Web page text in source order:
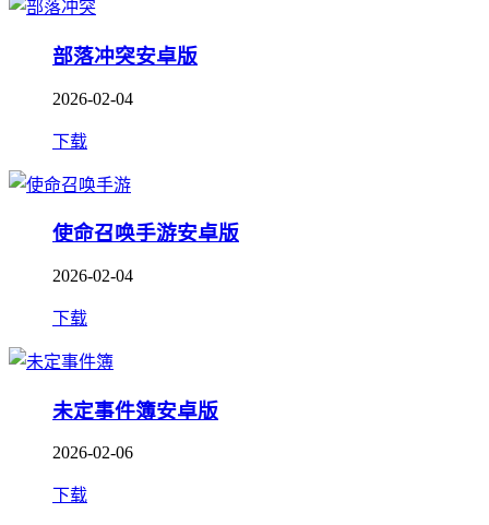
部落冲突安卓版
2026-02-04
下载
使命召唤手游安卓版
2026-02-04
下载
未定事件簿安卓版
2026-02-06
下载